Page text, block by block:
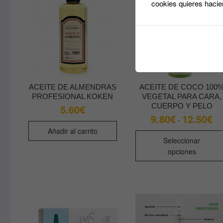
ACEITE DE ALMENDRAS
PROFESIONAL KOKEN
5.60€
Añadir al carrito
ACEITE DE COCO
VEGETAL PARA CARA,
CUERPO Y PELO
9.80€ - 12.50€de
Seleccionar
opciones
cookies quieres